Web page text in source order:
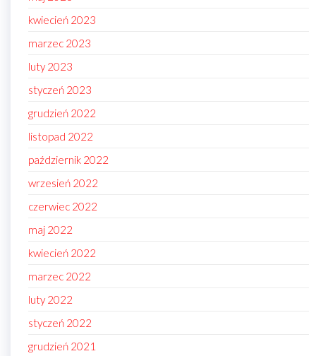
kwiecień 2023
marzec 2023
luty 2023
styczeń 2023
grudzień 2022
listopad 2022
październik 2022
wrzesień 2022
czerwiec 2022
maj 2022
kwiecień 2022
marzec 2022
luty 2022
styczeń 2022
grudzień 2021